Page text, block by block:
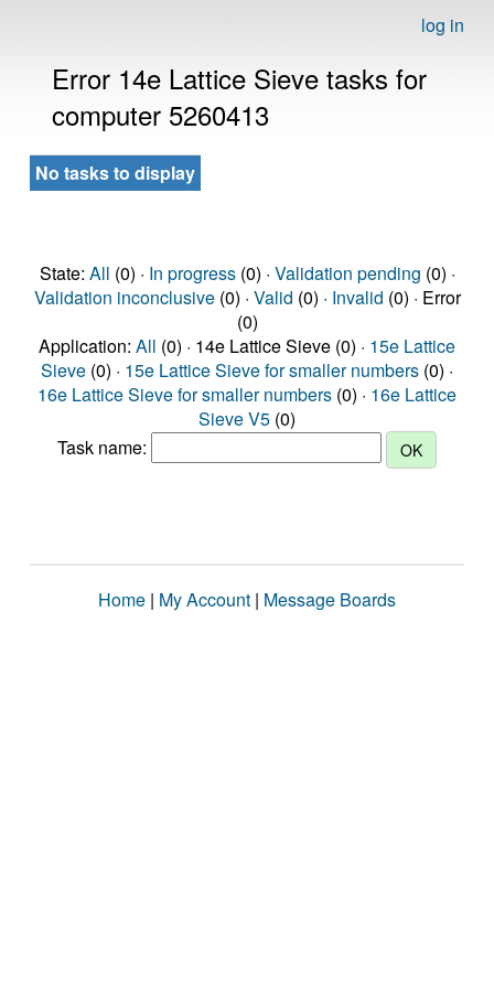
log in
Error 14e Lattice Sieve tasks for
computer 5260413
No tasks to display
State: All (0) · In progress(0) · Validation pending (0) ·
Validation inconclusive(0) · Valid (0) · Invalid (0) · Error
(0)
Application: All (0) · 14e Lattice Sieve (0) · 15e Lattice
Sieve (0) · 15e Lattice Sieve for smaller numbers (0) ·
16e Lattice Sieve for smaller numbers (0) · 16e Lattice
Sieve V5 (0)
Task name:
Home | My Account | Message Boards